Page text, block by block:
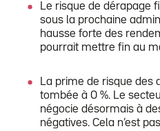
Le risque de dérapage
sous la prochaine
hausse forte des
pourrait mettre fin au
La prime de risque des
tombée à 0 %. Le
négocie désormais à
négatives. Cela n’est